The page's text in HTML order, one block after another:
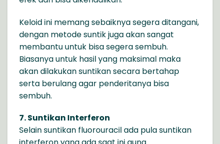
Keloid ini memang sebaiknya segera ditangani,
dengan metode suntik juga akan sangat
membantu untuk bisa segera sembuh.
Biasanya untuk hasil yang maksimal maka
akan dilakukan suntikan secara bertahap
serta berulang agar penderitanya bisa
sembuh.
7. Suntikan Interferon
Selain suntikan fluorouracil ada pula suntikan